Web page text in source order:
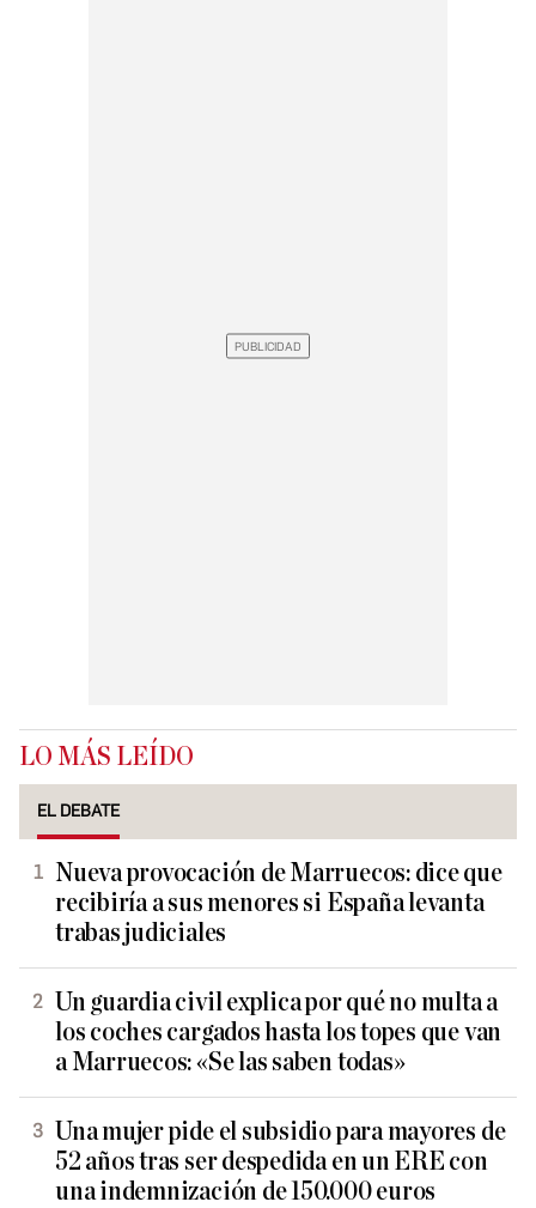
LO MÁS LEÍDO
EL DEBATE
Nueva provocación de Marruecos: dice que
recibiría a sus menores si España levanta
trabas judiciales
Un guardia civil explica por qué no multa a
los coches cargados hasta los topes que van
a Marruecos: «Se las saben todas»
Una mujer pide el subsidio para mayores de
52 años tras ser despedida en un ERE con
una indemnización de 150.000 euros